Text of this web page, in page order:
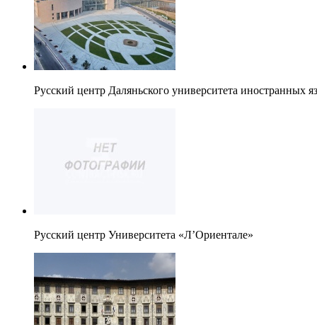
Русский центр Даляньского университета иностранных
Русский центр Университета «Л’Ориентале»